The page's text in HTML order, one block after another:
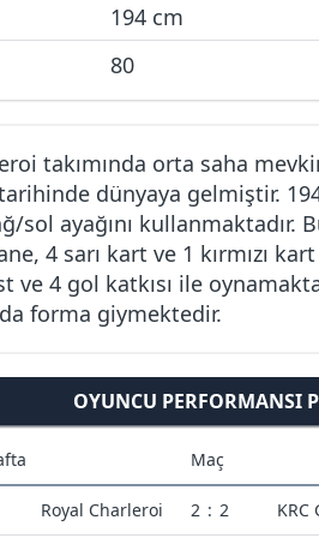
194 cm
80
takımında orta saha
dünyaya gelmiştir.
sol ayağını kullanmaktadır.
4 sarı kart ve 1 kırmızı
ve 4 gol katkısı ile
da forma giymektedir.
OYUNCU PERFORMANSI
Maç
Royal Charleroi 2 : 2 KRC